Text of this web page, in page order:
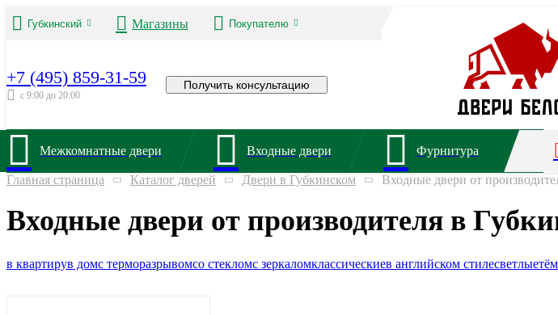
Губкинский Магазины Покупателю
+7 (495) 859-31-59
с 9:00 до 20:00
Получить консультацию
Межкомнатные двери Входные двери Фурнитура
Главная страница Каталог дверей Двери в Губкинском Входные двери от
Входные двери от производителя в
в квартирув домс терморазрывомсо стекломс зеркаломклассическиев английском стилесветлые